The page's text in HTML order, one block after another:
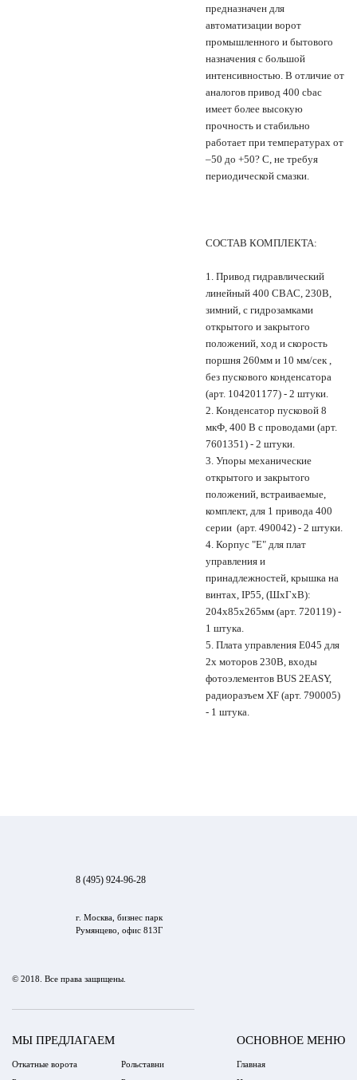
предназначен для
автоматизации ворот
промышленного и бытового
назначения с большой
интенсивностью. В отличие от
аналогов привод 400 cbac
имеет более высокую
прочность и стабильно
работает при температурах от
–50 до +50? C, не требуя
периодической смазки.
СОСТАВ КОМПЛЕКТА:
1. Привод гидравлический
линейный 400 CBAC, 230В,
зимний, с гидрозамками
открытого и закрытого
положений, ход и скорость
поршня 260мм и 10 мм/сек ,
без пускового конденсатора
(арт. 104201177) - 2 штуки.
2. Конденсатор пусковой 8
мкФ, 400 В с проводами (арт.
7601351) - 2 штуки.
3. Упоры механические
открытого и закрытого
положений, встраиваемые,
комплект, для 1 привода 400
серии (арт. 490042) - 2 штуки.
4. Корпус "Е" для плат
управления и
принадлежностей, крышка на
винтах, IP55, (ШxГxВ):
204x85x265мм (арт. 720119) -
1 штука.
5. Плата управления E045 для
2х моторов 230В, входы
фотоэлементов BUS 2EASY,
радиоразъем XF (арт. 790005)
- 1 штука.
8 (495) 924-96-28
г. Москва, бизнес парк
Румянцево, офис 813Г
© 2018. Все права защищены.
МЫ ПРЕДЛАГАЕМ
Откатные ворота
Рольставни
ОСНОВНОЕ МЕНЮ
Главная